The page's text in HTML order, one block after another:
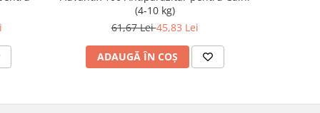
(4-10 kg)
61,67 Lei45,83 Lei
ADAUGĂ ÎN COȘ